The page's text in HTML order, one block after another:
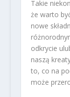
Takie
że warto
nowe
odkrycie
naszą
to, co na
może